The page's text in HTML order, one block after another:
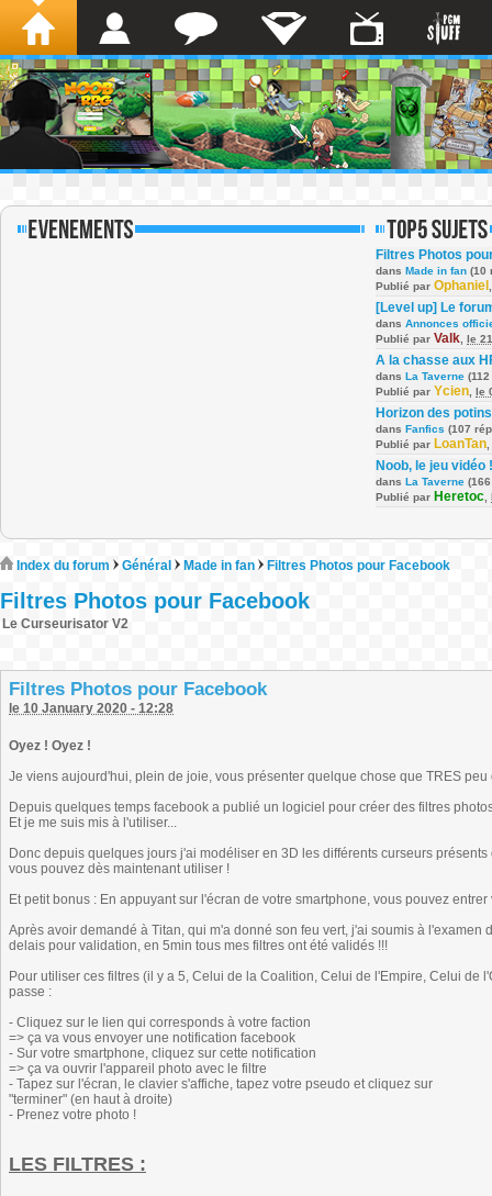
Filtres Photos
dans Made in fan (10
Publié par Ophaniel
[Level up] Le
dans Annonces
Publié par Valk le
A la chasse aux
dans La Taverne
Publié par Ycien le
Horizon des potins
dans Fanfics (107
Publié par LoanTan
Noob, le jeu vidéo !
dans La Taverne
Publié par Heretoc
Index du forum Général Made in fan Filtres Photos pour Facebook
Filtres Photos pour Facebook
Le Curseurisator V2
Filtres Photos pour Facebook
le 10 January 2020 - 12:28
Oyez ! Oyez !
Je viens aujourd'hui, plein de joie, vous présenter quelque chose que TRES
Depuis quelques temps facebook a publié un logiciel pour créer des filtres
Et je me suis mis à l'utiliser...
Donc depuis quelques jours j'ai modéliser en 3D les différents curseurs
vous pouvez dès maintenant utiliser !
Et petit bonus : En appuyant sur l'écran de votre smartphone, vous pouvez
Après avoir demandé à Titan, qui m'a donné son feu vert, j'ai soumis à
delais pour validation, en 5min tous mes filtres ont été validés !!!
Pour utiliser ces filtres (il y a 5, Celui de la Coalition, Celui de l'Empire, Celui de
passe :
- Cliquez sur le lien qui corresponds à votre faction
=> ça va vous envoyer une notification facebook
- Sur votre smartphone, cliquez sur cette notification
=> ça va ouvrir l'appareil photo avec le filtre
- Tapez sur l'écran, le clavier s'affiche, tapez votre pseudo et cliquez sur
"terminer" (en haut à droite)
- Prenez votre photo !
LES FILTRES :